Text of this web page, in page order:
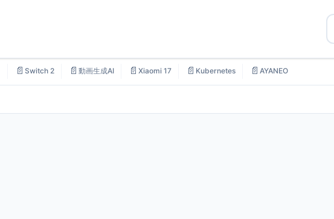
📄 Switch 2 📄 動画生成AI 📄 Xiaomi 17 📄 Kubernetes 📄 AYANEO